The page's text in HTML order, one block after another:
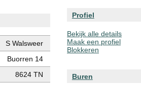
S Walsweer
Buorren 14
8624 TN
Profiel
Bekijk alle details
Maak een profiel
Blokkeren
Buren